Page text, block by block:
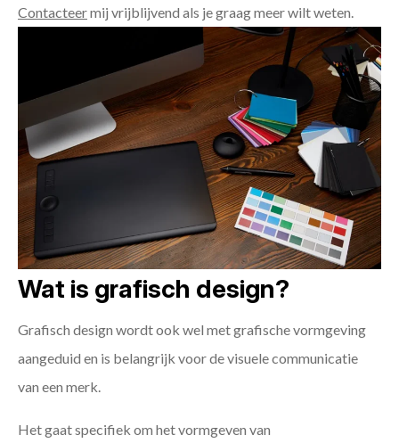
Contacteermij vrijblijvend als je graag meer wilt weten.
Wat is grafisch design?
Grafisch design wordt ook wel met grafische vormgeving
aangeduid en is belangrijk voor de visuele communicatie
van een merk.
Het gaat specifiek om het vormgeven van